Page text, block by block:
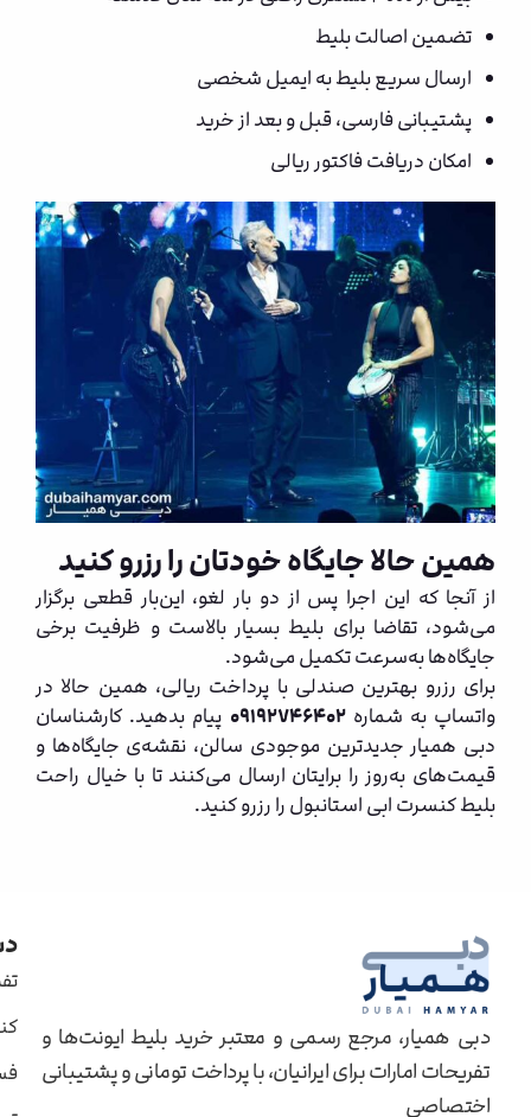
تضمین اصالت بلیط
ارسال سریع بلیط به ایمیل شخصی
پشتیبانی فارسی، قبل و بعد از خرید
امکان دریافت فاکتور ریالی
همین حالا جایگاه خودتان را رزرو کنید
از آنجا که این اجرا پس از دو بار لغو، این‌بار قطعی برگزار
می‌شود، تقاضا برای بلیط بسیار بالاست و ظرفیت برخی
جایگاه‌ها به‌سرعت تکمیل می‌شود.
برای رزرو بهترین صندلی با پرداخت ریالی، همین حالا در
واتساپ به شماره۰۹۱۹۲۷۴۶۴۰۲ پیام بدهید. کارشناسان
دبی همیار جدیدترین موجودی سالن، نقشه‌ی جایگاه‌ها و
قیمت‌های به‌روز را برایتان ارسال می‌کنند تا با خیال راحت
بلیط کنسرت ابی استانبول را رزرو کنید.
دبی همیار، مرجع رسمی و معتبر خرید بلیط ایونت‌ها و
تفریحات امارات برای ایرانیان، با پرداخت تومانی و پشتیبانی
اختصاصی